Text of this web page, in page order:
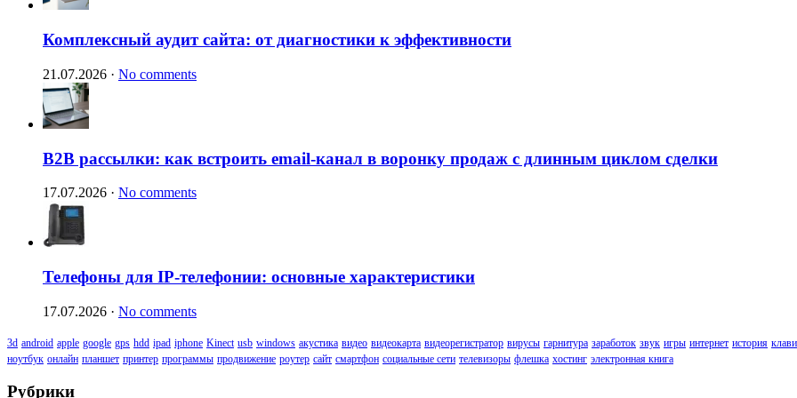
Комплексный аудит сайта: от диагностики к эффективности
21.07.2026 · No comments
B2B рассылки: как встроить email-канал в воронку продаж с длинным циклом сделки
17.07.2026 · No comments
Телефоны для IP-телефонии: основные характеристики
17.07.2026 · No comments
3d android apple google gps hdd ipad iphone Kinect usb windows акустика видео видеокарта видеорегистратор вирусы гарнитура заработок звук игры интернет история
ноутбук онлайн планшет принтер программы продвижение роутер сайт смартфон социальные сети телевизоры флешка хостинг электронная книга
Рубрики